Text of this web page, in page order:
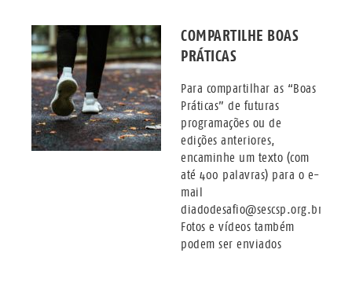
COMPARTILHE BOAS
PRÁTICAS
Para compartilhar as “Boas
Práticas” de futuras
programações ou de
edições anteriores,
encaminhe um texto (com
até 400 palavras) para o e-
mail
diadodesafio@sescsp.org.br.
Fotos e vídeos também
podem ser enviados